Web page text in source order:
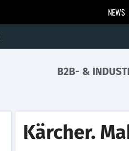
NEWS
B2B- &
Kärcher.